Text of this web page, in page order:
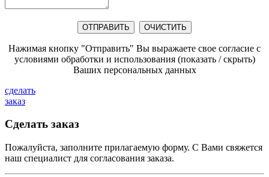
Нажимая кнопку "Отправить" Вы выражаете свое согласие с
условиями обработки и использования (показать / скрыть)
Ваших персональных данных
сделать
заказ
Сделать заказ
Пожалуйста, заполните прилагаемую форму. С Вами свяжется
наш специалист для согласования заказа.